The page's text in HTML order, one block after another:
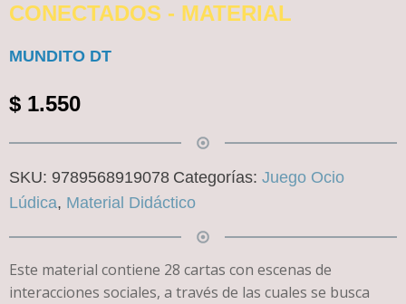
CONECTADOS - MATERIAL
MUNDITO DT
$ 1.550
SKU: 9789568919078 Categorías: Juego Ocio
Lúdica, Material Didáctico
Este material contiene 28 cartas con escenas de
interacciones sociales, a través de las cuales se busca